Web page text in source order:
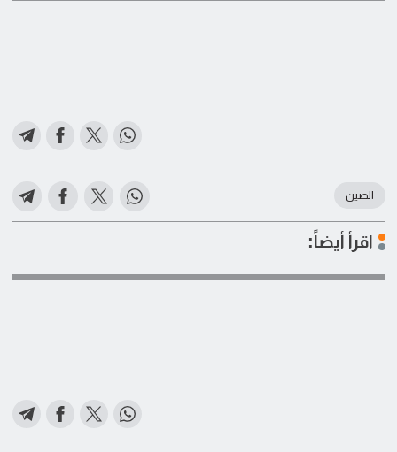
الصين
اقرأ أيضاً: